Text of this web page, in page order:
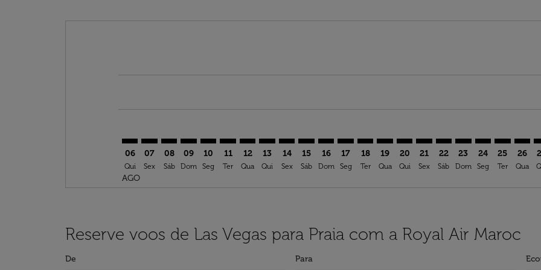
06
Qui
AGO
07
Sex
08
Sáb
09
Dom
10
Seg
11
Ter
12
Qua
13
Qui
14
Sex
15
Sáb
16
Dom
17
Seg
18
Ter
19
Qua
20
Qui
LAS–RAI: cmp-view-offers-
21
Sex
LAS–RAI: cmp-view-
22
Sáb
LAS–RAI: cmp-
23
Dom
LAS–RAI:
24
Seg
25
Ter
26
Qua
Reserve voos de Las Vegas para Praia com a Royal Air Maroc
De Para